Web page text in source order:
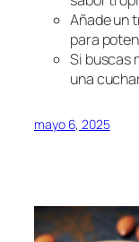
Añade un
para
Si buscas
una
mayo 6, 2025